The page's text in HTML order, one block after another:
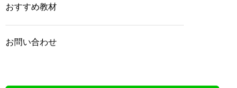
おすすめ教材
お問い合わせ